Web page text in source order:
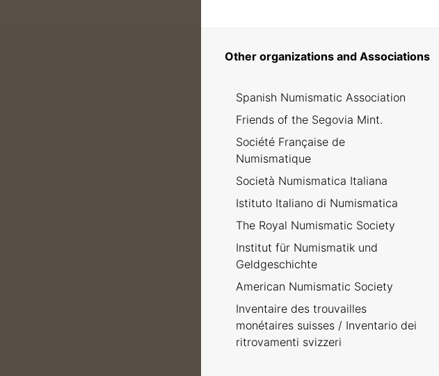
Other organizations and Associations
Spanish Numismatic Association
Friends of the Segovia Mint.
Société Française de
Numismatique
Società Numismatica Italiana
Istituto Italiano di Numismatica
The Royal Numismatic Society
Institut für Numismatik und
Geldgeschichte
American Numismatic Society
Inventaire des trouvailles
monétaires suisses / Inventario dei
ritrovamenti svizzeri